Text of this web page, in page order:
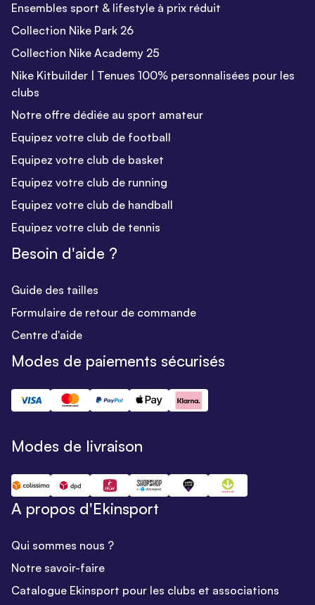
Ensembles sport & lifestyle à prix réduit
Collection Nike Park 26
Collection Nike Academy 25
Nike Kitbuilder | Tenues 100% personnalisées pour les
clubs
Notre offre dédiée au sport amateur
Equipez votre club de football
Equipez votre club de basket
Equipez votre club de running
Equipez votre club de handball
Equipez votre club de tennis
Besoin d'aide ?
Guide des tailles
Formulaire de retour de commande
Centre d'aide
Modes de paiements sécurisés
Modes de livraison
A propos d'Ekinsport
Qui sommes nous ?
Notre savoir-faire
Catalogue Ekinsport pour les clubs et associations